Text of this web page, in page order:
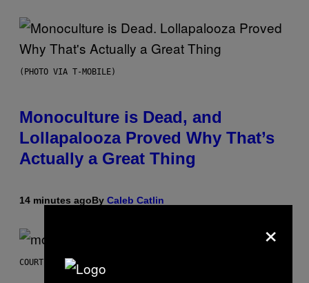
(PHOTO VIA T-MOBILE)
Monoculture is Dead, and
Lollapalooza Proved Why That’s
Actually a Great Thing
14 minutes agoBy Caleb Catlin
COURTESY OF MOOD
×